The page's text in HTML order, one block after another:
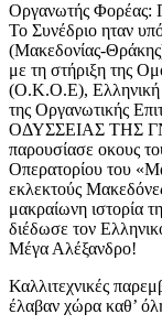
Οργανωτής Φορέας:
Το Συνέδριο ηταν
(Μακεδονίας-
με τη στήριξη της
(Ο.Κ.Ο.Ε), Ελληνική
της Οργανωτικής
ΟΔΥΣΣΕΙΑΣ ΤΗΣ
παρουσίασε οκους
Οπερατορίου του
εκλεκτούς
μακραίωνη ιστορία
διέδωσε τον
Μέγα Αλέξανδρο!
Καλλιτεχνικές
έλαβαν χώρα καθ’